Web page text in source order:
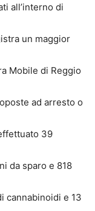
all’interno di
un maggior
Mobile di Reggio
ad arresto o
39
da sparo e 818
cannabinoidi e 13